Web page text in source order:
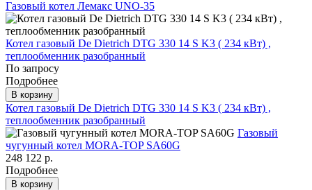
Газовый котел Лемакс UNO-35
Котел газовый De Dietrich DTG 330 14 S K3 ( 234 кВт) ,
теплообменник разобранный
По запросу
Подробнее
В корзину
Котел газовый De Dietrich DTG 330 14 S K3 ( 234 кВт) ,
теплообменник разобранный
Газовый
чугунный котел MORA-TOP SA60G
248 122 р.
Подробнее
В корзину